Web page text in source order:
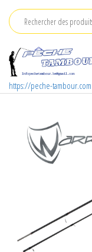
Aller
https://peche-tambour.com